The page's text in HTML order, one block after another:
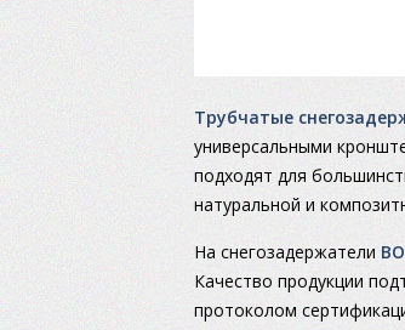
Трубчатые
универсальными
подходят для
натуральной и
На снегозадержатели
Качество продукции
протоколом